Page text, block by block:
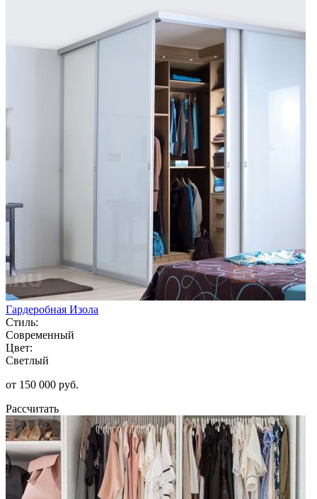
Гардеробная Изола
Стиль:
Современный
Цвет:
Светлый
от 150 000 руб.
Рассчитать